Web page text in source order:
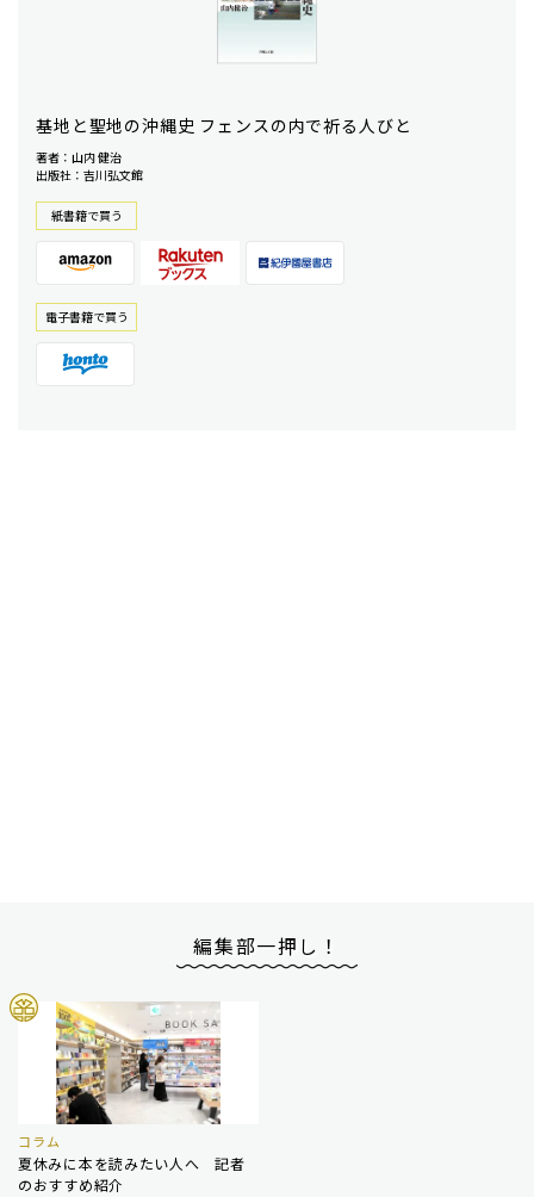
基地と聖地の沖縄史 フェンスの内で祈る人びと
著者：山内 健治
出版社：吉川弘文館
紙書籍で買う
電⼦書籍で買う
編集部一押し！
コラム
夏休みに本を読みたい人へ 記者
のおすすめ紹介